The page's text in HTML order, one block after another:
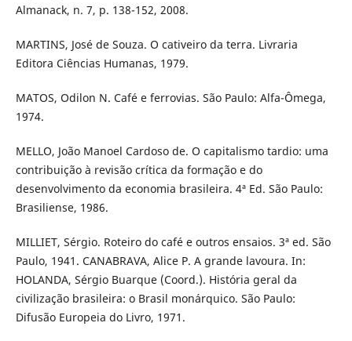
Almanack, n. 7, p. 138-152, 2008.
MARTINS, José de Souza. O cativeiro da terra. Livraria
Editora Ciências Humanas, 1979.
MATOS, Odilon N. Café e ferrovias. São Paulo: Alfa-Ômega,
1974.
MELLO, João Manoel Cardoso de. O capitalismo tardio: uma
contribuição à revisão crítica da formação e do
desenvolvimento da economia brasileira. 4ª Ed. São Paulo:
Brasiliense, 1986.
MILLIET, Sérgio. Roteiro do café e outros ensaios. 3ª ed. São
Paulo, 1941. CANABRAVA, Alice P. A grande lavoura. In:
HOLANDA, Sérgio Buarque (Coord.). História geral da
civilização brasileira: o Brasil monárquico. São Paulo:
Difusão Europeia do Livro, 1971.